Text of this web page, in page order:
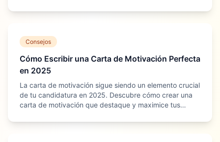
Consejos
Cómo Escribir una Carta de Motivación Perfecta
en 2025
La carta de motivación sigue siendo un elemento crucial
de tu candidatura en 2025. Descubre cómo crear una
carta de motivación que destaque y maximice tus